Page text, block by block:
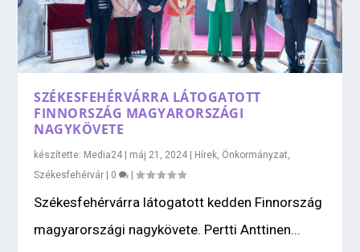
SZÉKESFEHÉRVÁRRA LÁTOGATOTT
FINNORSZÁG MAGYARORSZÁGI
NAGYKÖVETE
készítette: Media24 | máj 21, 2024 | Hírek Önkormányzat
Székesfehérvár | 0 |
Székesfehérvárra látogatott kedden Finnország
magyarországi nagykövete. Pertti Anttinen...